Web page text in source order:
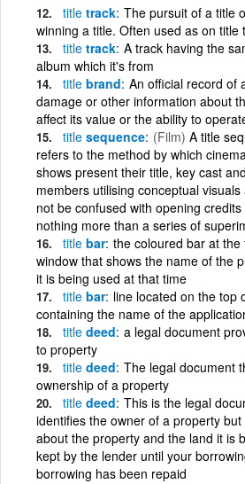
title track The pursuit of a title
winning a title. Often used as on title
title track A track having the
album which it's from
title brand An official record of
damage or other information about
affect its value or the ability to
title sequence (Film) A title
refers to the method by which
shows present their title, key cast
members utilising conceptual
not be confused with opening
nothing more than a series of
title bar the coloured bar at
window that shows the name of the
it is being used at that time
title bar line located on the top
containing the name of the
title deed a legal document
to property
title deed The legal document
ownership of a property
title deed This is the legal
identifies the owner of a property
about the property and the land it is
kept by the lender until your
borrowing has been repaid